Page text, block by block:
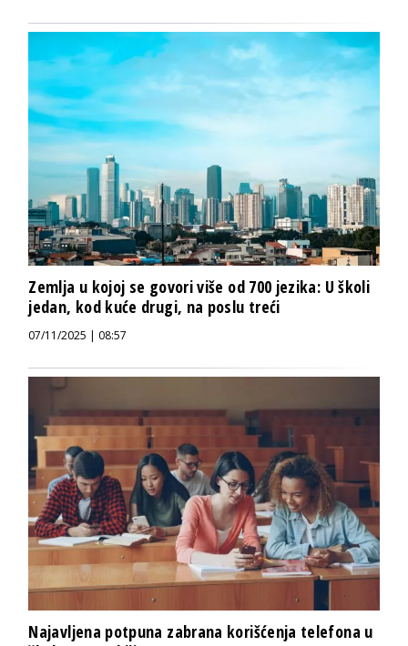
Zemlja u kojoj se govori više od 700 jezika: U školi
jedan, kod kuće drugi, na poslu treći
07/11/2025 | 08:57
Najavljena potpuna zabrana korišćenja telefona u